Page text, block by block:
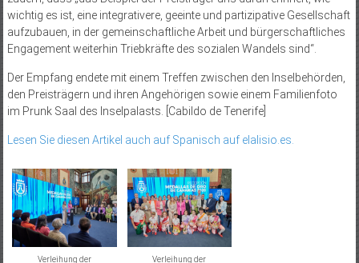
wichtig es ist, eine integrativere, geeinte und partizipative Gesellschaft
aufzubauen, in der gemeinschaftliche Arbeit und bürgerschaftliches
Engagement weiterhin Triebkräfte des sozialen Wandels sind“.
Der Empfang endete mit einem Treffen zwischen den Inselbehörden,
den Preisträgern und ihren Angehörigen sowie einem Familienfoto
im Prunk Saal des Inselpalasts. [Cabildo de Tenerife]
Lesen Sie diesen Artikel auch auf Spanisch auf elalisio.es.
Verleihung der
Verleihung der